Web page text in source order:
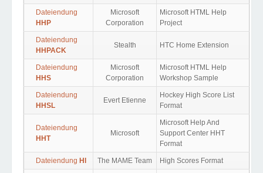
Dateiendung
HHP
Microsoft
Corporation
Microsoft HTML Help
Project
Dateiendung
HHPACK
Stealth HTC Home Extension
Dateiendung
HHS
Microsoft
Corporation
Microsoft HTML Help
Workshop Sample
Dateiendung
HHSL
Evert Etienne
Hockey High Score List
Format
Dateiendung
HHT
Microsoft
Microsoft Help And
Support Center HHT
Format
Dateiendung HI The MAME Team High Scores Format